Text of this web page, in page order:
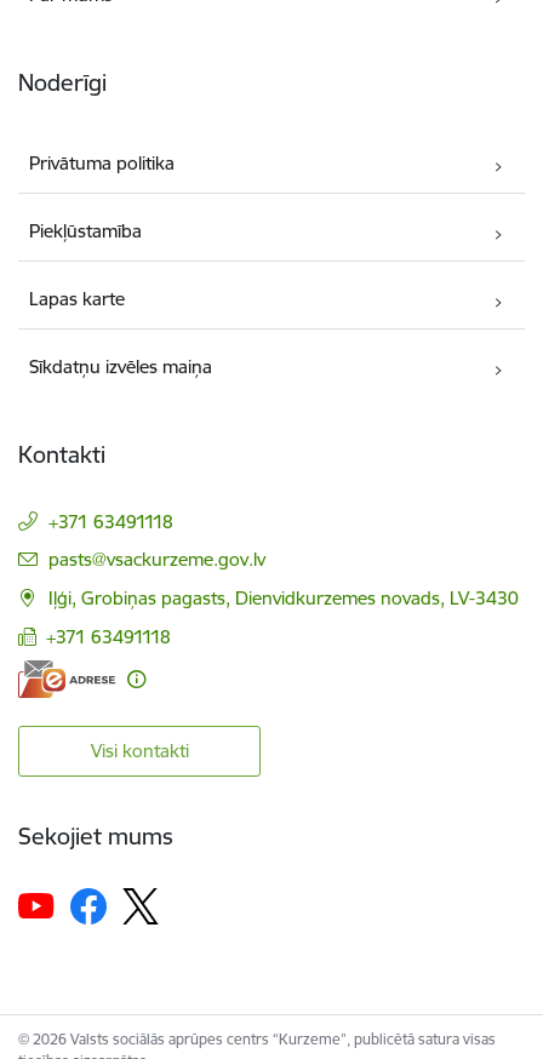
Noderīgi
Privātuma politika
Piekļūstamība
Lapas karte
Sīkdatņu izvēles maiņa
Kontakti
+371 63491118
E-pasts:
pasts@vsackurzeme.gov.lv
Iļģi, Grobiņas pagasts, Dienvidkurzemes novads, LV-3430
+371 63491118
Visi kontakti
Sekojiet mums
© 2026 Valsts sociālās aprūpes centrs “Kurzeme”, publicētā satura visas